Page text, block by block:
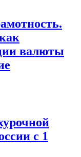
валюты
с 1